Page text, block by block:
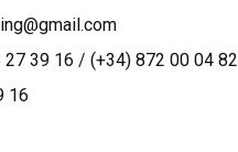
27 39 16 / (+34) 872 00 04 82
16